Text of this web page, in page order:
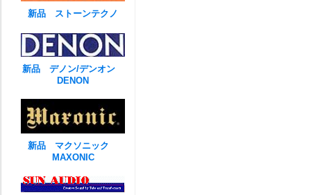
新品 ストーンテクノ
新品 デノン/デンオン
DENON
新品 マクソニック
MAXONIC